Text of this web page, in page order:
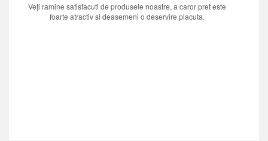
Veți ramine satisfacuti de produsele noastre, a caror pret este
foarte atractiv si deasemeni o deservire placuta.